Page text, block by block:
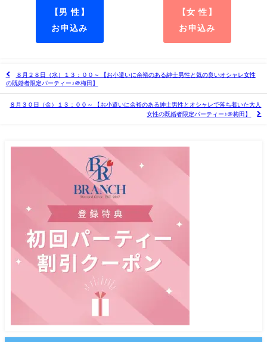
【男 性】
お申込み
【女 性】
お申込み
８月２８日（水）１３：００～ 【お小遣いに余裕のある紳士男性と気の良いオシャレ女性
の既婚者限定パーティー♪＠梅田】
８月３０日（金）１３：００～ 【お小遣いに余裕のある紳士男性とオシャレで落ち着いた大人
女性の既婚者限定パーティー♪＠梅田】